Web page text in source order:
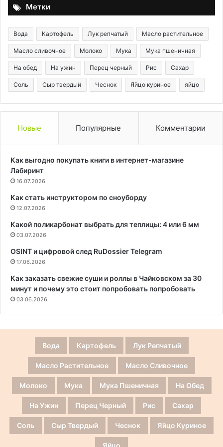
Метки
Вода Картофель Лук репчатый Масло растительное
Масло сливочное Молоко Мука Мука пшеничная
На обед На ужин Перец черный Рис Сахар
Соль Сыр твердый Чеснок Яйцо куриное яйцо
Новые Популярные Комментарии
Как выгодно покупать книги в интернет-магазине
Лабиринт
16.07.2026
Как стать инструктором по сноуборду
12.07.2026
Какой поликарбонат выбрать для теплицы: 4 или 6 мм
03.07.2026
OSINT и цифровой след RuDossier Telegram
17.06.2026
Как заказать свежие суши и роллы в Чайковском за 30
минут и почему это стоит попробовать попробовать
03.06.2026
Вода Картофель Лук Репчатый
Масло Растительное Масло Сливочное
Молоко Мука Мука Пшеничная На Обед
На Ужин Перец Черный Рис Сахар
Соль Сыр Твердый Чеснок Яйцо Куриное
Яйцо